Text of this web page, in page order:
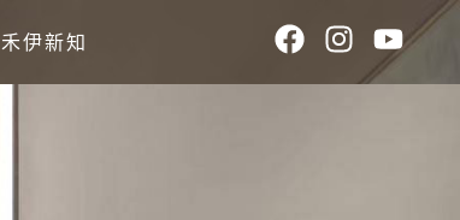
禾伊新知
F
a
c
I
n
s
Y
o
u